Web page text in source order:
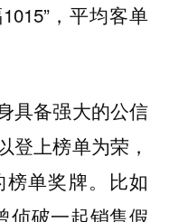
，平均客单
具备强大的公信
登上榜单为荣，
单奖牌。比如
侦破一起销售假